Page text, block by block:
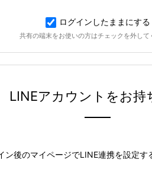
ログインしたままにする
共有の端末をお使いの方はチェックを外して
LINEアカウントをお持
後のマイページでLINE連携を設定す